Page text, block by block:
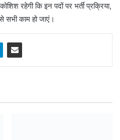
रहेगी कि इन पदों पर भर्ती प्रक्रिया,
काम हो जाएं।